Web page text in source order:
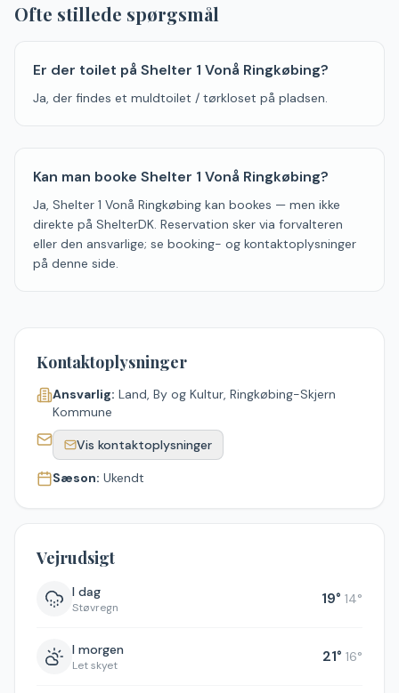
Ofte stillede spørgsmål
Er der toilet på Shelter 1 Vonå Ringkøbing?
Ja, der findes et muldtoilet / tørkloset på pladsen.
Kan man booke Shelter 1 Vonå Ringkøbing?
Ja, Shelter 1 Vonå Ringkøbing kan bookes — men ikke
direkte på ShelterDK. Reservation sker via forvalteren
eller den ansvarlige; se booking- og kontaktoplysninger
på denne side.
Kontaktoplysninger
Ansvarlig: Land, By og Kultur, Ringkøbing-Skjern
Kommune
Vis kontaktoplysninger
Sæson: Ukendt
Vejrudsigt
I dag
Støvregn 19° 14°
I morgen
Let skyet 21° 16°